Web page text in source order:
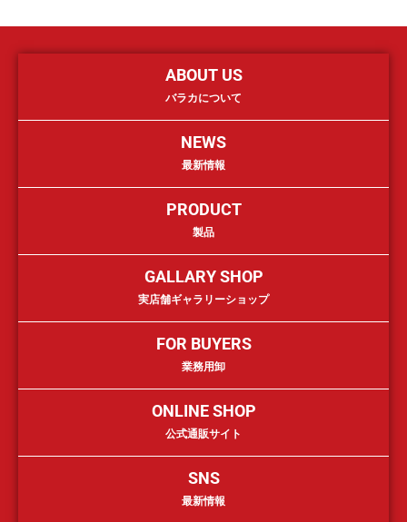
ABOUT US
バラカについて
NEWS
最新情報
PRODUCT
製品
GALLARY SHOP
実店舗ギャラリーショップ
FOR BUYERS
業務用卸
ONLINE SHOP
公式通販サイト
SNS
最新情報